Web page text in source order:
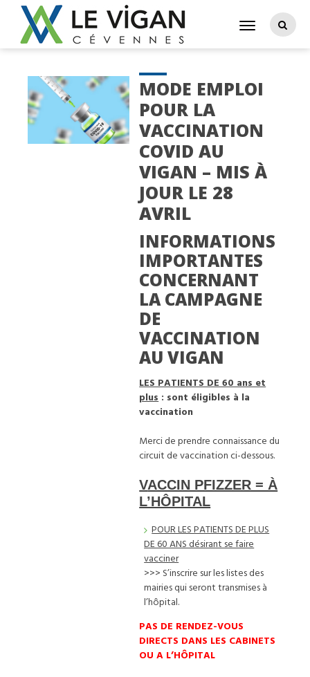
MODE EMPLOI
POUR LA
VACCINATION
COVID AU
VIGAN – MIS À
JOUR LE 28
AVRIL
INFORMATIONS
IMPORTANTES
CONCERNANT
LA CAMPAGNE
DE
VACCINATION
AU VIGAN
LES PATIENTS DE 60 ans et
plus : sont éligibles à la
vaccination
Merci de prendre connaissance du
circuit de vaccination ci-dessous.
VACCIN PFIZZER = À
L’HÔPITAL
POUR LES PATIENTS DE PLUS
DE 60 ANS désirant se faire
vacciner
>>> S’inscrire sur les listes des
mairies qui seront transmises à
l’hôpital.
PAS DE RENDEZ-VOUS
DIRECTS DANS LES CABINETS
OU A L’HÔPITAL